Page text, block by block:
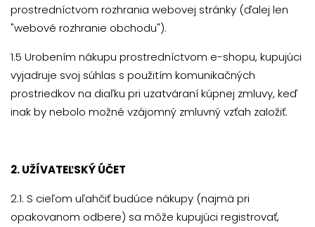
prostredníctvom rozhrania webovej stránky (ďalej len
"webové rozhranie obchodu").
1.5 Urobením nákupu prostredníctvom e-shopu, kupujúci
vyjadruje svoj súhlas s použitím komunikačných
prostriedkov na diaľku pri uzatváraní kúpnej zmluvy, keď
inak by nebolo možné vzájomný zmluvný vzťah založiť.
2. UŽÍVATEĽSKÝ ÚČET
2.1. S cieľom uľahčiť budúce nákupy (najmä pri
opakovanom odbere) sa môže kupujúci registrovať,